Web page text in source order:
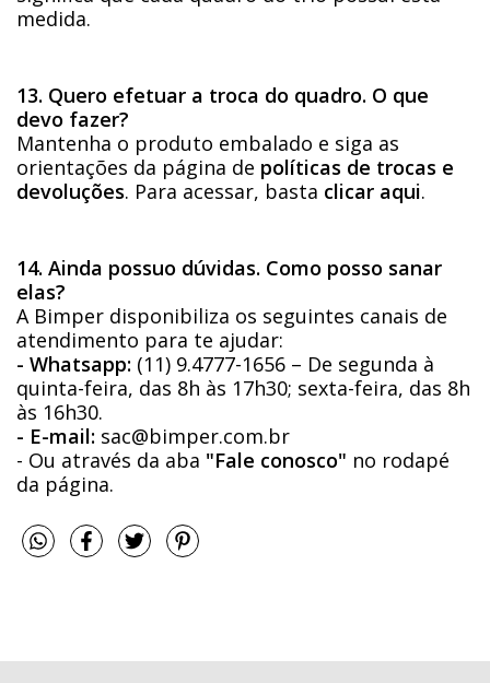
medida.
13. Quero efetuar a troca do quadro. O que
devo fazer?
Mantenha o produto embalado e siga as
orientações da página de políticas de trocas e
devoluções. Para acessar, basta clicar aqui.
14. Ainda possuo dúvidas. Como posso sanar
elas?
A Bimper disponibiliza os seguintes canais de
atendimento para te ajudar:
- Whatsapp: (11) 9.4777-1656 – De segunda à
quinta-feira, das 8h às 17h30; sexta-feira, das 8h
às 16h30.
- E-mail: sac@bimper.com.br
- Ou através da aba "Fale conosco" no rodapé
da página.